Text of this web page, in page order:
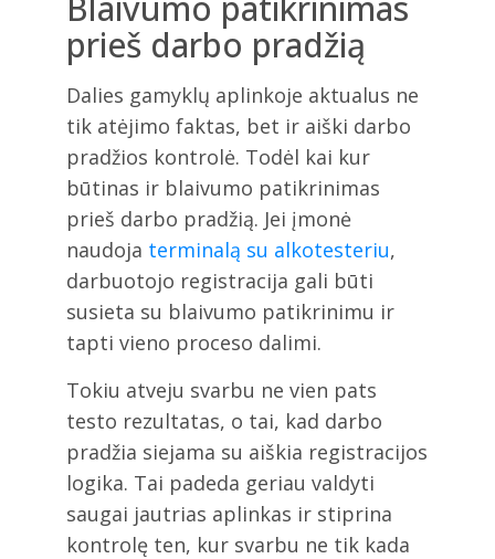
prieš darbo pradžią
Dalies gamyklų aplinkoje aktualus ne
tik atėjimo faktas, bet ir aiški darbo
pradžios kontrolė. Todėl kai kur
būtinas ir blaivumo patikrinimas
prieš darbo pradžią. Jei įmonė
naudoja terminalą su alkotesteriu,
darbuotojo registracija gali būti
susieta su blaivumo patikrinimu ir
tapti vieno proceso dalimi.
Tokiu atveju svarbu ne vien pats
testo rezultatas, o tai, kad darbo
pradžia siejama su aiškia registracijos
logika. Tai padeda geriau valdyti
saugai jautrias aplinkas ir stiprina
kontrolę ten, kur svarbu ne tik kada